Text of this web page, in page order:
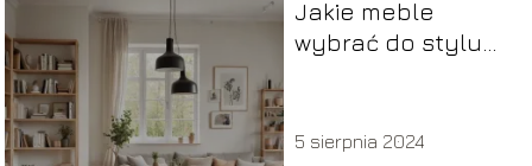
Jakie meble
wybrać do stylu
materiałach i
5 sierpnia 2024